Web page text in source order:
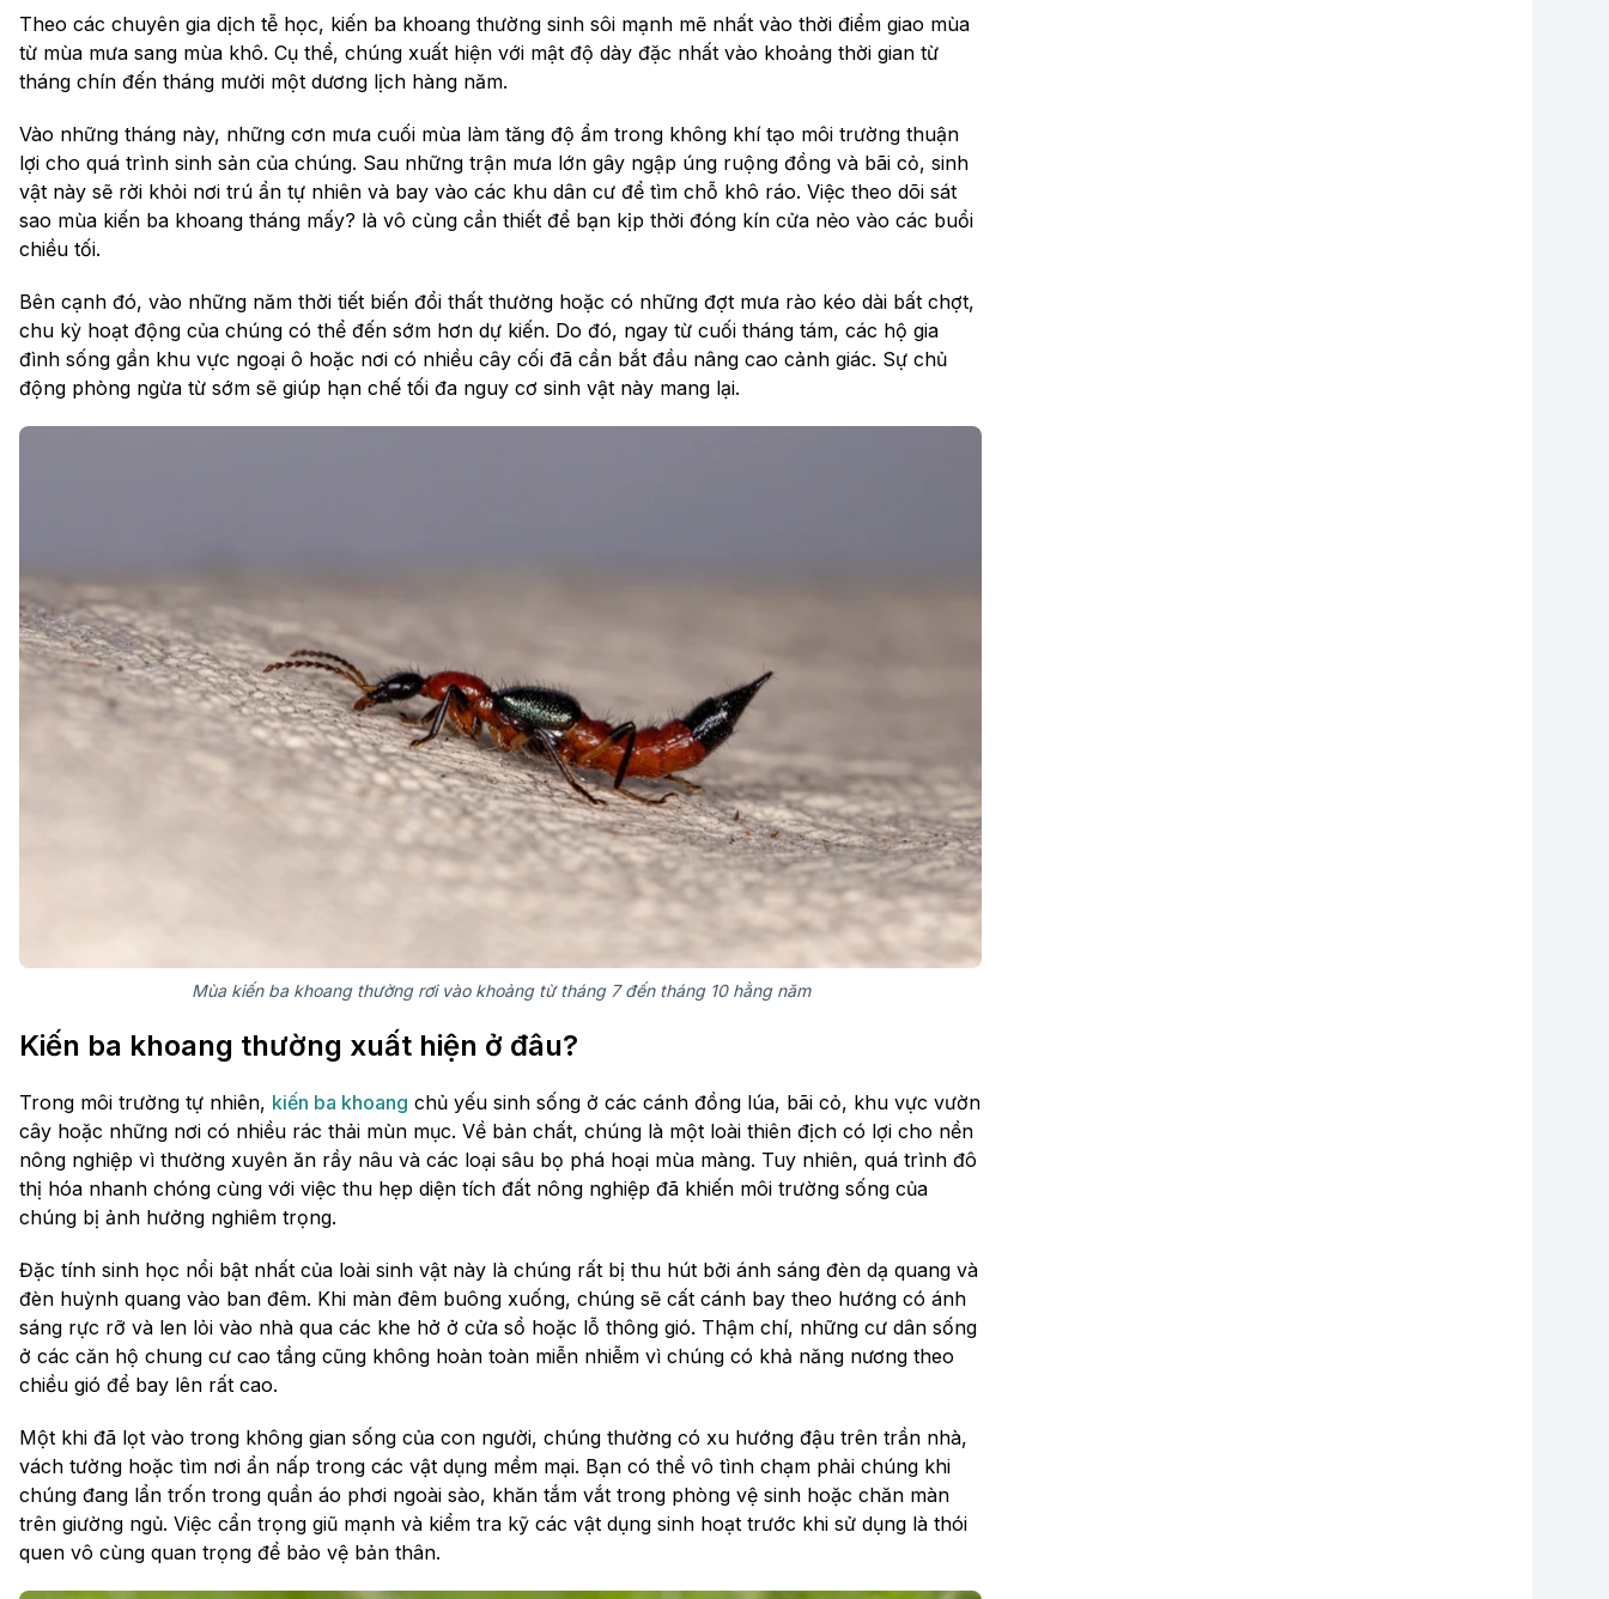
Theo các chuyên gia dịch tễ học, kiến ba khoang thường sinh sôi mạnh mẽ nhất vào thời điểm giao mùa
từ mùa mưa sang mùa khô. Cụ thể, chúng xuất hiện với mật độ dày đặc nhất vào khoảng thời gian từ
tháng chín đến tháng mười một dương lịch hàng năm.
Vào những tháng này, những cơn mưa cuối mùa làm tăng độ ẩm trong không khí tạo môi trường thuận
lợi cho quá trình sinh sản của chúng. Sau những trận mưa lớn gây ngập úng ruộng đồng và bãi cỏ, sinh
vật này sẽ rời khỏi nơi trú ẩn tự nhiên và bay vào các khu dân cư để tìm chỗ khô ráo. Việc theo dõi sát
sao mùa kiến ba khoang tháng mấy? là vô cùng cần thiết để bạn kịp thời đóng kín cửa nẻo vào các buổi
chiều tối.
Bên cạnh đó, vào những năm thời tiết biến đổi thất thường hoặc có những đợt mưa rào kéo dài bất chợt,
chu kỳ hoạt động của chúng có thể đến sớm hơn dự kiến. Do đó, ngay từ cuối tháng tám, các hộ gia
đình sống gần khu vực ngoại ô hoặc nơi có nhiều cây cối đã cần bắt đầu nâng cao cảnh giác. Sự chủ
động phòng ngừa từ sớm sẽ giúp hạn chế tối đa nguy cơ sinh vật này mang lại.
Mùa kiến ba khoang thường rơi vào khoảng từ tháng 7 đến tháng 10 hằng năm
Kiến ba khoang thường xuất hiện ở đâu?
Trong môi trường tự nhiên, kiến ba khoang chủ yếu sinh sống ở các cánh đồng lúa, bãi cỏ, khu vực vườn
cây hoặc những nơi có nhiều rác thải mùn mục. Về bản chất, chúng là một loài thiên địch có lợi cho nền
nông nghiệp vì thường xuyên ăn rầy nâu và các loại sâu bọ phá hoại mùa màng. Tuy nhiên, quá trình đô
thị hóa nhanh chóng cùng với việc thu hẹp diện tích đất nông nghiệp đã khiến môi trường sống của
chúng bị ảnh hưởng nghiêm trọng.
Đặc tính sinh học nổi bật nhất của loài sinh vật này là chúng rất bị thu hút bởi ánh sáng đèn dạ quang và
đèn huỳnh quang vào ban đêm. Khi màn đêm buông xuống, chúng sẽ cất cánh bay theo hướng có ánh
sáng rực rỡ và len lỏi vào nhà qua các khe hở ở cửa sổ hoặc lỗ thông gió. Thậm chí, những cư dân sống
ở các căn hộ chung cư cao tầng cũng không hoàn toàn miễn nhiễm vì chúng có khả năng nương theo
chiều gió để bay lên rất cao.
Một khi đã lọt vào trong không gian sống của con người, chúng thường có xu hướng đậu trên trần nhà,
vách tường hoặc tìm nơi ẩn nấp trong các vật dụng mềm mại. Bạn có thể vô tình chạm phải chúng khi
chúng đang lẩn trốn trong quần áo phơi ngoài sào, khăn tắm vắt trong phòng vệ sinh hoặc chăn màn
trên giường ngủ. Việc cẩn trọng giũ mạnh và kiểm tra kỹ các vật dụng sinh hoạt trước khi sử dụng là thói
quen vô cùng quan trọng để bảo vệ bản thân.